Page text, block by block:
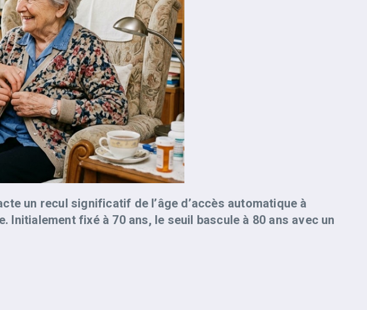
un recul significatif de l’âge d’accès automatique à
Initialement fixé à 70 ans, le seuil bascule à 80 ans avec un